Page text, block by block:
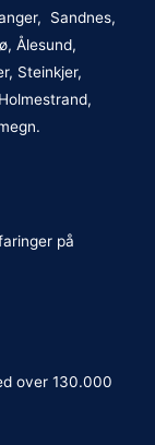
Sandnes,
Ålesund,
Steinkjer,
på
over 130.000